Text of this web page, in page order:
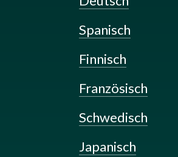
Spanisch
Finnisch
Französisch
Schwedisch
Japanisch